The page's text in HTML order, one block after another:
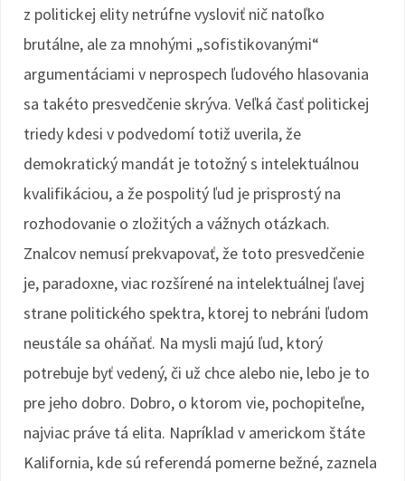
z politickej elity netrúfne vysloviť nič natoľko
brutálne, ale za mnohými „sofistikovanými“
argumentáciami v neprospech ľudového hlasovania
sa takéto presvedčenie skrýva. Veľká časť politickej
triedy kdesi v podvedomí totiž uverila, že
demokratický mandát je totožný s intelektuálnou
kvalifikáciou, a že pospolitý ľud je prisprostý na
rozhodovanie o zložitých a vážnych otázkach.
Znalcov nemusí prekvapovať, že toto presvedčenie
je, paradoxne, viac rozšírené na intelektuálnej ľavej
strane politického spektra, ktorej to nebráni ľudom
neustále sa oháňať. Na mysli majú ľud, ktorý
potrebuje byť vedený, či už chce alebo nie, lebo je to
pre jeho dobro. Dobro, o ktorom vie, pochopiteľne,
najviac práve tá elita. Napríklad v americkom štáte
Kalifornia, kde sú referendá pomerne bežné, zaznela